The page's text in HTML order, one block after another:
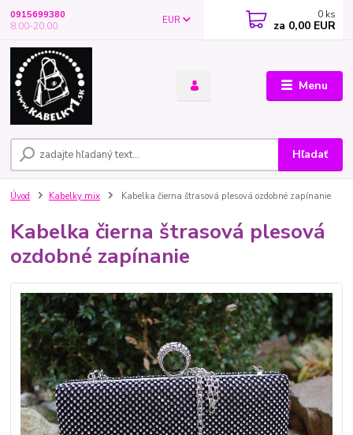
Menu
EUR
Hľadať
0915699380
8.00-20.00
0 ks
za 0,00 EUR
Úvod Kabelky mix Kabelka čierna štrasová plesová ozdobné zapínanie
Kabelka čierna štrasová plesová
ozdobné zapínanie